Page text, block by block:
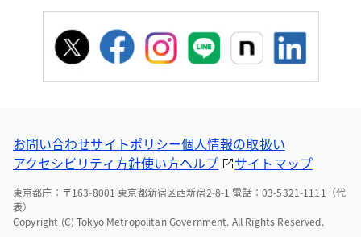
お問い合わせサイトポリシー個人情報の取扱い
アクセシビリティ方針使い方ヘルプ サイトマップ
東京都庁：〒163-8001 東京都新宿区西新宿2-8-1 電話：03-5321-1111（代
表）
Copyright (C) Tokyo Metropolitan Government. All Rights Reserved.